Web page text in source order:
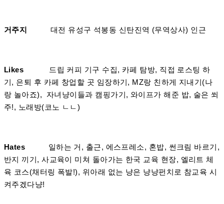
거주지 대전 유성구 석봉동 신탄진역 (무역상사) 인근
Likes
드립 커피 기구 수집, 카페 탐방, 직접 로스팅 하
기, 은퇴 후 카페 창업할 곳 임장하기, MZ랑 친하게 지내기(나
랑 놀아죠), 자녀냥이들과 캠핑가기, 와이프가 해준 밥, 술은 쐬
주!, 노래방(코노 ㄴㄴ)
Hates
일하는 거, 출근, 에스프레소, 혼밥, 썬크림 바르기,
반지 끼기, 사교육이 미쳐 돌아가는 한국 교육 현장, 엘리트 체
육 코스(채터링 폭발!), 위아래 없는 냥은 냥냥펀치로 참교육 시
켜주겠다냥!